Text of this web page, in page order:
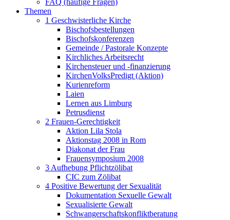
FAQ (häufige Fragen)
Themen
1 Geschwisterliche Kirche
Bischofsbestellungen
Bischofskonferenzen
Gemeinde / Pastorale Konzepte
Kirchliches Arbeitsrecht
Kirchensteuer und -finanzierung
KirchenVolksPredigt (Aktion)
Kurienreform
Laien
Lernen aus Limburg
Petrusdienst
2 Frauen-Gerechtigkeit
Aktion Lila Stola
Aktionstag 2008 in Rom
Diakonat der Frau
Frauensymposium 2008
3 Aufhebung Pflichtzölibat
CIC zum Zölibat
4 Positive Bewertung der Sexualität
Dokumentation Sexuelle Gewalt
Sexualisierte Gewalt
Schwangerschaftskonfliktberatung